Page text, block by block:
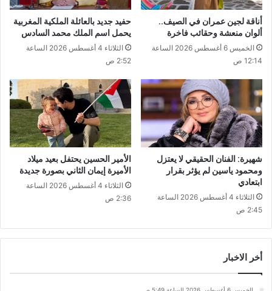
أناقة لجين عمران في الصيف..
ألوان منعشة وحقائب فاخرة
الخميس 6 أغسطس 2026 الساعة
12:14 ص
حفيد جديد بالعائلة الملكية المغربية
يحمل اسم الملك محمد السادس
الثلاثاء 4 أغسطس 2026 الساعة
2:52 ص
شهيرة: الفنان الحقيقي لا يعتزل
ومحمود ياسين لم يؤثر بقرار
ابتعادي
الثلاثاء 4 أغسطس 2026 الساعة
2:45 ص
الأمير الحسين يحتفل بعيد ميلاد
الأميرة إيمان الثاني بصورة جديدة
الثلاثاء 4 أغسطس 2026 الساعة
2:36 ص
أخر الاخبار